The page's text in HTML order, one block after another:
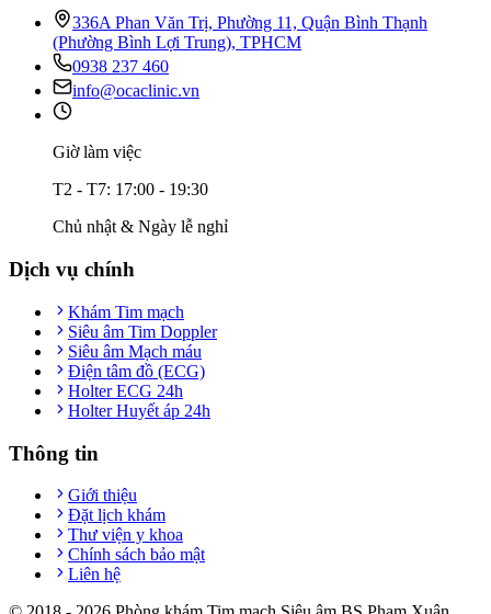
336A Phan Văn Trị, Phường 11, Quận Bình Thạnh
(Phường Bình Lợi Trung), TPHCM
0938 237 460
info@ocaclinic.vn
Giờ làm việc
T2 - T7: 17:00 - 19:30
Chủ nhật & Ngày lễ nghỉ
Dịch vụ chính
Khám Tim mạch
Siêu âm Tim Doppler
Siêu âm Mạch máu
Điện tâm đồ (ECG)
Holter ECG 24h
Holter Huyết áp 24h
Thông tin
Giới thiệu
Đặt lịch khám
Thư viện y khoa
Chính sách bảo mật
Liên hệ